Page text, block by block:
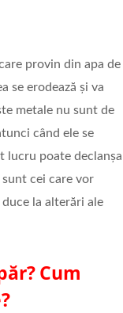
provin din apa de
se erodează și va
metale nu sunt de
când ele se
lucru poate declanșa
cei care vor
la alterări ale
Cum